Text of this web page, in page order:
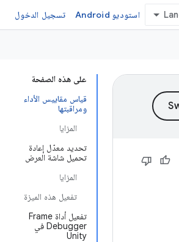
استوديو Android تسجيل الدخول
على هذه الصفحة
قياس مقاييس الأداء
ومراقبتها
المزايا
تحديد معدّل إعادة
تحميل شاشة العرض
المزايا
تفعيل هذه الميزة
تفعيل أداة Frame
Debugger في
Unity